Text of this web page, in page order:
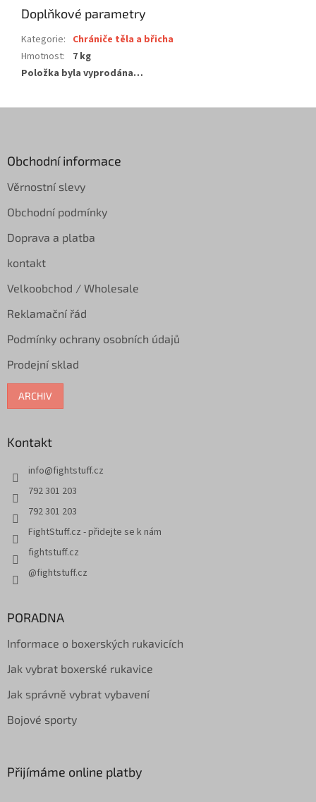
Doplňkové parametry
Kategorie: Chrániče těla a břicha
Hmotnost:
7 kg
Položka byla vyprodána…
Obchodní informace
Věrnostní slevy
Obchodní podmínky
Doprava a platba
kontakt
Velkoobchod / Wholesale
Reklamační řád
Podmínky ochrany osobních údajů
Prodejní sklad
ARCHIV
Kontakt
info@fightstuff.cz
792 301 203
792 301 203
FightStuff.cz - přidejte se k nám
fightstuff.cz
@fightstuff.cz
PORADNA
Informace o boxerských rukavicích
Jak vybrat boxerské rukavice
Jak správně vybrat vybavení
Bojové sporty
Přijímáme online platby